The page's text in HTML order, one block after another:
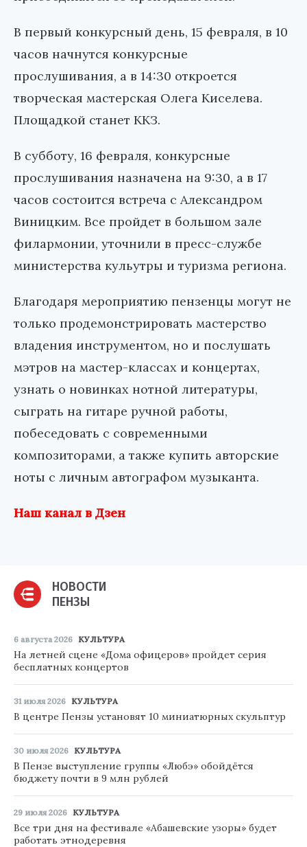
В первый конкурсный день, 15 февраля, в 10
часов начнутся конкурсные
прослушивания, а в 14:30 откроется
творческая мастерская Олега Киселева.
Площадкой станет ККЗ.
В субботу, 16 февраля, конкурсные
прослушивания назначена на 9:30, а в 17
часов состоится встреча с Александром
Виницким. Все пройдет в большом зале
филармонии, уточнили в пресс-службе
министерства кульутры и туризма региона.
Благодаря мероприятию пензенцы могут не
только продемонстрировать мастерство
владения инструментом, но и послушать
мэтров на мастер-классах и концертах,
узнать о новинках нотной литературы,
сыграть на гитаре ручной работы,
побеседовать с современными
композиторами, а также купить авторские
ноты с личным автографом музыканта.
Наш канал в Дзен
НОВОСТИ
ПЕНЗЫ
6 августа 2026 КУЛЬТУРА
На летней сцене «Дома офицеров» пройдет серия
бесплатных концертов
31 июля 2026 КУЛЬТУРА
В центре Пензы установят 10 миниатюрных скульптур
30 июля 2026 КУЛЬТУРА
В Пензе выступление группы «Любэ» обойдётся
бюджету почти в 9 млн рублей
29 июля 2026 КУЛЬТУРА
Все три дня на фестивале «Абашевские узоры» будет
работать этнодеревня